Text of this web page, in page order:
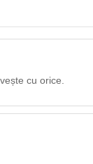
cu orice.